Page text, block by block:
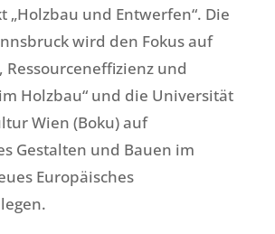
„Holzbau und Entwerfen“. Die
wird den Fokus auf
Ressourceneffizienz und
Holzbau“ und die Universität
Wien (Boku) auf
Gestalten und Bauen im
Europäisches